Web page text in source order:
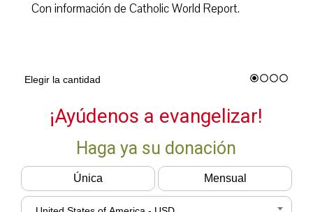
Con información de Catholic World Report.